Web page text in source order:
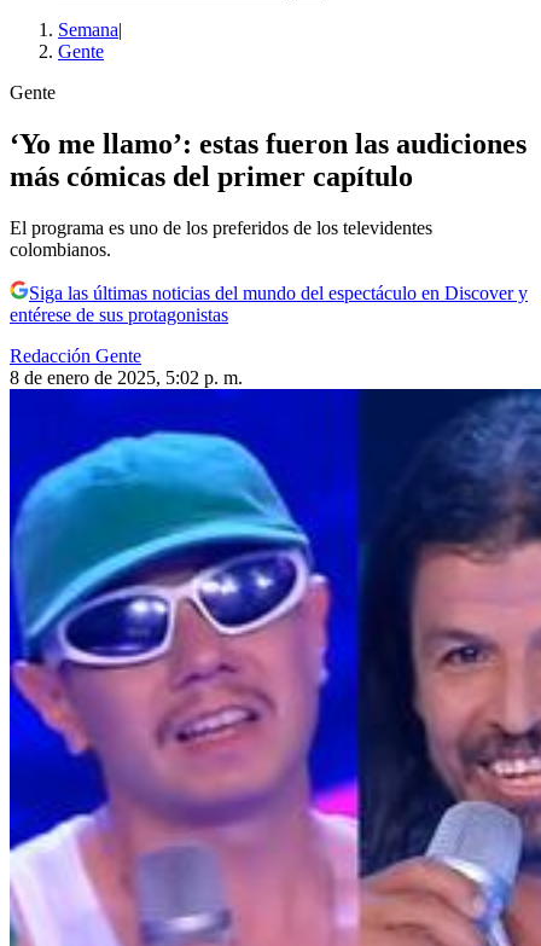
Semana|
Gente
Gente
‘Yo me llamo’: estas fueron las audiciones
más cómicas del primer capítulo
El programa es uno de los preferidos de los televidentes
colombianos.
Siga las últimas noticias del mundo del espectáculo en Discover y
entérese de sus protagonistas
Redacción Gente
8 de enero de 2025, 5:02 p. m.